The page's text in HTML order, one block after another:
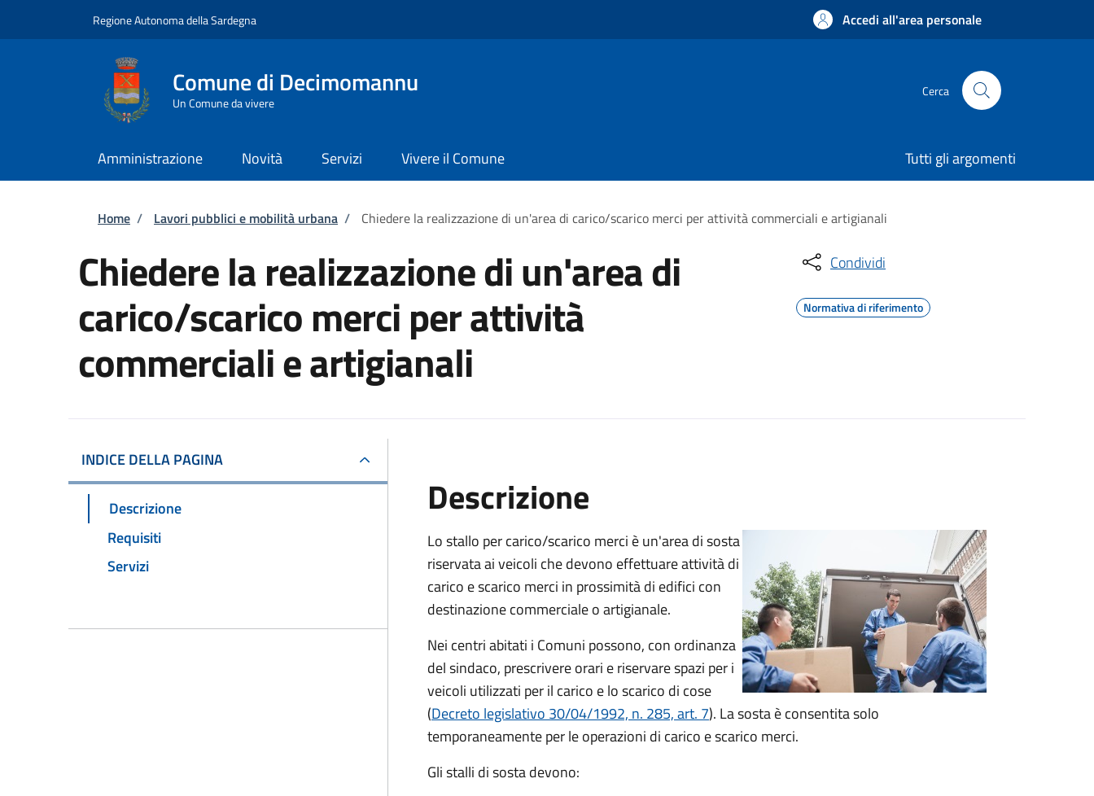
Regione Autonoma della Sardegna Accedi all'area personale
Comune di Decimomannu
Un Comune da vivere
Cerca
Amministrazione Novità Servizi Vivere il Comune Tutti gli argomenti
Briciole di pane
Home / Lavori pubblici e mobilità urbana / Chiedere la realizzazione di un'area di carico/scarico merci per attività commerciali e artigianali
Chiedere la realizzazione di un'area di
carico/scarico merci per attività
commerciali e artigianali
Condividi
Normativa di riferimento
INDICE DELLA PAGINA
Descrizione
Requisiti
Servizi
Descrizione
Lo stallo per carico/scarico merci è un'area di sosta
riservata ai veicoli che devono effettuare attività di
carico e scarico merci in prossimità di edifici con
destinazione commerciale o artigianale.
Nei centri abitati i Comuni possono, con ordinanza
del sindaco, prescrivere orari e riservare spazi per i
veicoli utilizzati per il carico e lo scarico di cose
(Decreto legislativo 30/04/1992, n. 285, art. 7). La sosta è consentita solo
temporaneamente per le operazioni di carico e scarico merci.
Gli stalli di sosta devono: